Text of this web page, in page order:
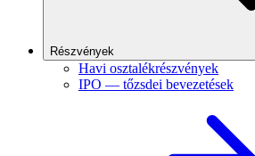
Részvények
Havi osztalékrészvények
IPO — tőzsdei bevezetések